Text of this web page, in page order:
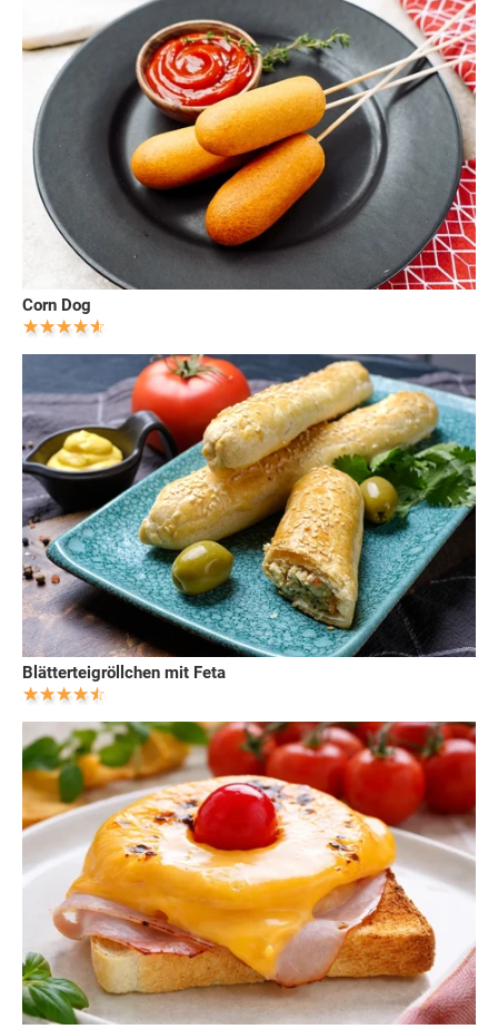
Corn Dog
Blätterteigröllchen mit Feta